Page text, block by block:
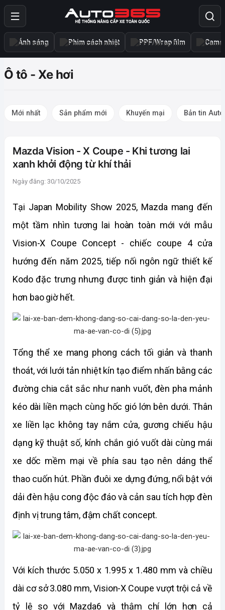
Ánh sáng Phim cách nhiệt PPF/Wrap film
Ô tô - Xe hơi
Mới nhất Sản phẩm mới Khuyến mại Bản tin
Mazda Vision - X Coupe - Khi tương lai
xanh khởi động từ khí thải
Ngày đăng: 30/10/2025
Tại Japan Mobility Show 2025, Mazda mang đến
một tầm nhìn tương lai hoàn toàn mới với mẫu
Vision-X Coupe Concept - chiếc coupe 4 cửa
hướng đến năm 2025, tiếp nối ngôn ngữ thiết kế
Kodo đặc trưng nhưng được tinh giản và hiện đại
hơn bao giờ hết.
Tổng thể xe mang phong cách tối giản và thanh
thoát, với lưới tản nhiệt kín tạo điểm nhấn bằng các
đường chia cắt sắc như nanh vuốt, đèn pha mảnh
kéo dài liền mạch cùng hốc gió lớn bên dưới. Thân
xe liền lạc không tay nắm cửa, gương chiếu hậu
dạng kỹ thuật số, kính chắn gió vuốt dài cùng mái
xe dốc mềm mại về phía sau tạo nên dáng thể
thao cuốn hút. Phần đuôi xe dựng đứng, nổi bật với
dải đèn hậu cong độc đáo và cản sau tích hợp đèn
định vị trung tâm, đậm chất concept.
Với kích thước 5.050 x 1.995 x 1.480 mm và chiều
dài cơ sở 3.080 mm, Vision-X Coupe vượt trội cả về
tỷ lệ so với Mazda6 và thậm chí lớn hơn cả